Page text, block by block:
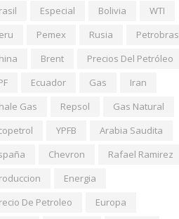
Especial Bolivia
WTI
Pemex Rusia
Petrobras
Brent
Precios Del Petróleo
Ecuador Gas
Iran
Gas
Repsol
Gas Natural
YPFB
Arabia Saudita
Chevron
Rafael Ramirez
Energia
De Petroleo
Europa